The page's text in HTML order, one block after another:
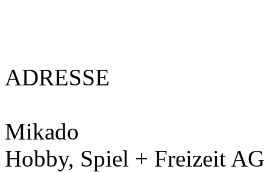
ADRESSE
Mikado
Hobby, Spiel + Freizeit AG